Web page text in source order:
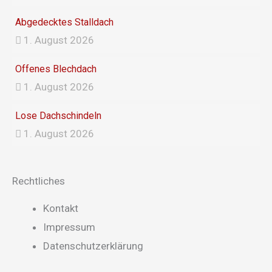
Abgedecktes Stalldach
1. August 2026
Offenes Blechdach
1. August 2026
Lose Dachschindeln
1. August 2026
Rechtliches
Main
Menu
Kontakt
Impressum
Datenschutzerklärung